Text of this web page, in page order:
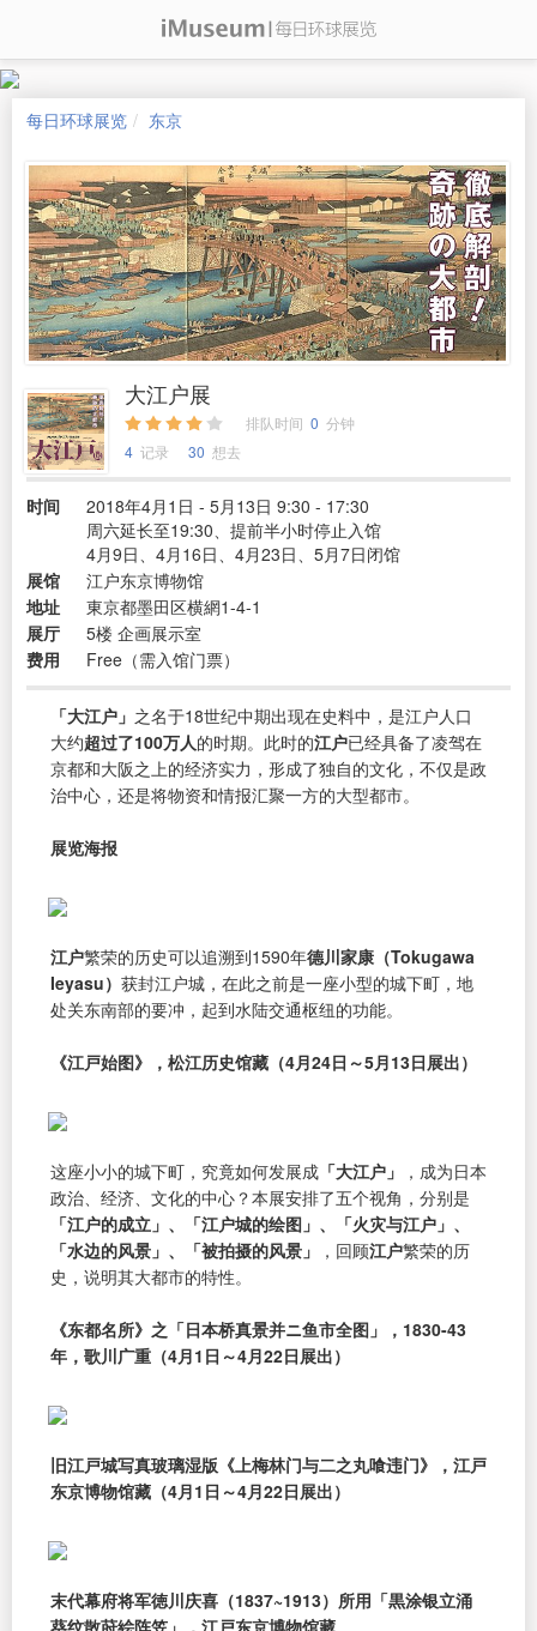
每日环球展览 东京
大江户展
排队时间 0 分钟
4 记录 30 想去
时间
2018年4月1日 - 5月13日 9:30 - 17:30
周六延长至19:30、提前半小时停止入馆
4月9日、4月16日、4月23日、5月7日闭馆
展馆
江户东京博物馆
地址
東京都墨田区横網1-4-1
展厅
5楼 企画展示室
费用
Free（需入馆门票）
「大江户」 之名于18世纪中期出现在史料中，是江户人口
大约超过了100万人的时期。此时的江户已经具备了凌驾在
京都和大阪之上的经济实力，形成了独自的文化，不仅是政
治中心，还是将物资和情报汇聚一方的大型都市。
展览海报
江户繁荣的历史可以追溯到1590年德川家康（Tokugawa
Ieyasu） 获封江户城，在此之前是一座小型的城下町，地
处关东南部的要冲，起到水陆交通枢纽的功能。
《江戸始图》，松江历史馆藏（4月24日～5月13日展出）
这座小小的城下町，究竟如何发展成 「大江户」
，成为日本
政治、经济、文化的中心？本展安排了五个视角，分别是
「江户的成立」、「江户城的绘图」、「火灾与江户」、
「水边的风景」、「被拍摄的风景」
，回顾江户繁荣的历
史，说明其大都市的特性。
《东都名所》之「日本桥真景并ニ鱼市全图」，1830-43
年，歌川广重（4月1日～4月22日展出）
旧江戸城写真玻璃湿版《上梅林门与二之丸喰违门》，江戸
东京博物馆藏（4月1日～4月22日展出）
末代幕府将军徳川庆喜（1837~1913）所用「黒涂银立涌
葵纹散莳絵阵笠」，江戸东京博物馆藏